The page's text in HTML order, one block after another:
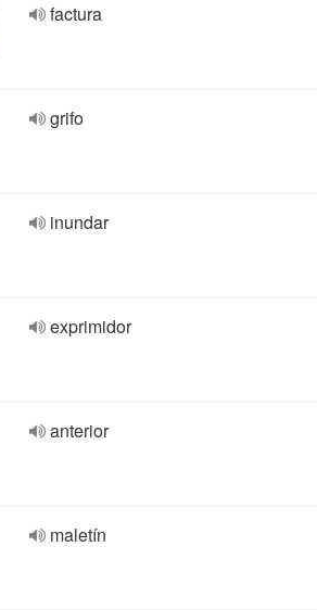
factura
grifo
inundar
exprimidor
anterior
maletín